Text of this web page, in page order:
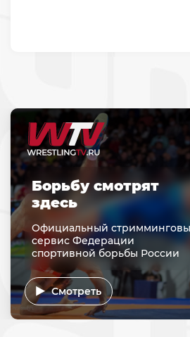
Борьбу смотрят
здесь
Официальный
сервис Федерации
спортивной борьбы России
Смотреть